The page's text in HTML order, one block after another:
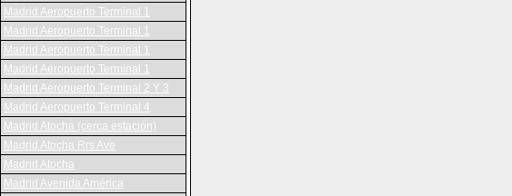
Madrid Aeropuerto Terminal 1
Madrid Aeropuerto Terminal 1
Madrid Aeropuerto Terminal 1
Madrid Aeropuerto Terminal 1
Madrid Aeropuerto Terminal 2 Y 3
Madrid Aeropuerto Terminal 4
Madrid Atocha (cerca estación)
Madrid Atocha Rrs Ave
Madrid Atocha
Madrid Avenida América